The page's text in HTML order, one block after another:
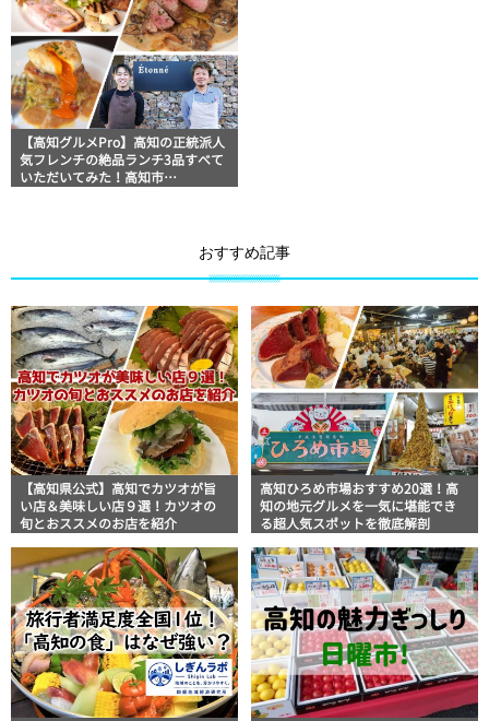
【高知グルメPro】高知の正統派人
気フレンチの絶品ランチ3品すべて
いただいてみた！高知市
おすすめ記事
【高知県公式】高知でカツオが旨
い店＆美味しい店９選！カツオの
旬とおススメのお店を紹介
高知ひろめ市場おすすめ20選！高
知の地元グルメを一気に堪能でき
る超人気スポットを徹底解剖